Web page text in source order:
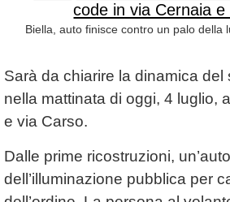
Biella, auto finisce contro un palo della
Sarà da chiarire la dinamica
nella mattinata di oggi, 4 luglio,
e via Carso.
Dalle prime ricostruzioni,
dell’illuminazione pubblica per